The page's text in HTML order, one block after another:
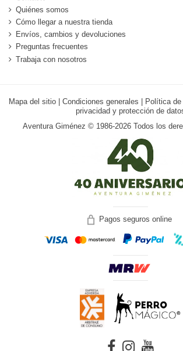
Quiénes somos
Cómo llegar a nuestra tienda
Envíos, cambios y devoluciones
Preguntas frecuentes
Trabaja con nosotros
Mapa del sitio Condiciones generales Política
privacidad y protección de
Aventura Giménez © 1986-2026 Todos los
Pagos seguros online